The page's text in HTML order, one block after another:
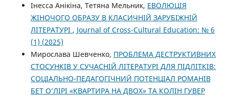
Інесса Анікіна, Тетяна Мельник, ЕВОЛЮЦІЯ
ЖІНОЧОГО ОБРАЗУ В КЛАСИЧНІЙ ЗАРУБІЖНІЙ
ЛІТЕРАТУРІ , Journal of Cross-Cultural Education: № 6
(1) (2025)
Мирослава Шевченко, ПРОБЛЕМА ДЕСТРУКТИВНИХ
СТОСУНКІВ У СУЧАСНІЙ ЛІТЕРАТУРІ ДЛЯ ПІДЛІТКІВ:
СОЦІАЛЬНО-ПЕДАГОГІЧНИЙ ПОТЕНЦІАЛ РОМАНІВ
БЕТ О’ЛІРІ «КВАРТИРА НА ДВОХ» ТА КОЛІН ГУВЕР